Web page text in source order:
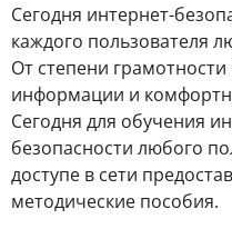
Сегодня интернет-
каждого пользователя
От степени грамотности
информации и
Сегодня для обучения
безопасности любого
доступе в сети
методические пособия.